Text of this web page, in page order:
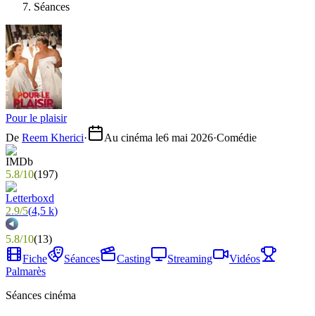
Séances
Pour le plaisir
De Reem Kherici· Au cinéma le6 mai 2026·Comédie
5.8/10(197)
2.9/5(4,5 k)
5.8/10(13)
Fiche
Séances Casting Streaming
Vidéos
Palmarès
Séances cinéma